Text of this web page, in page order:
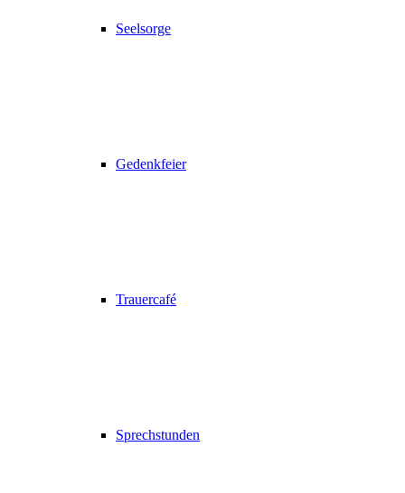
Seelsorge
Gedenkfeier
Trauercafé
Sprechstunden